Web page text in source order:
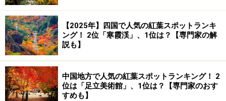
しかし初代の錦帯橋は、1年後の錦川の洪水であえなく
流失の憂き目に。この時の流失原因を徹底追求して改良
を重ねた2代目の錦帯橋は、1950年の台風による大洪水
で流されてしまうまで実に276年もの間、錦川の激流に
耐えて人々をつなぐ橋としての機能を果たしました。
【2025年】四国で人気の紅葉スポットランキ
ング！ 2位「寒霞渓」、1位は？【専門家の解
説も】
中国地方で人気の紅葉スポットランキング！ 2
位は「足立美術館」、1位は？【専門家のおす
すめも】